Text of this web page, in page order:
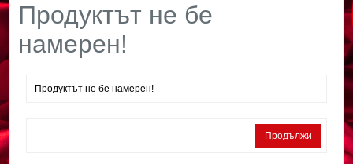
Продуктът не бе
намерен!
Продуктът не бе намерен!
Продължи